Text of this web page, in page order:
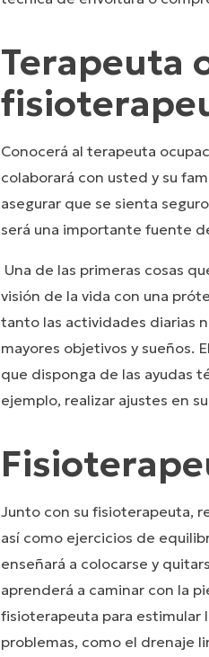
Terapeuta
Conocerá al terapeuta
colaborará con usted y su
asegurar que se sienta
será una importante fuente
Una de las primeras cosas
visión de la vida con una
tanto las actividades diarias
mayores objetivos y sueños.
que disponga de las ayudas
ejemplo, realizar ajustes en
Junto con su fisioterapeuta,
así como ejercicios de
enseñará a colocarse y
aprenderá a caminar con la
fisioterapeuta para estimular
problemas, como el drenaje